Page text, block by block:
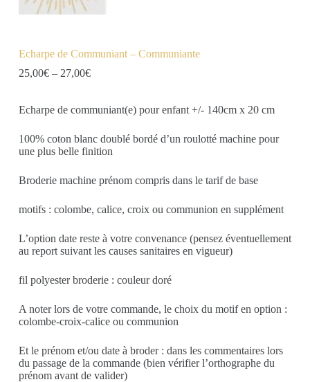
Echarpe de Communiant – Communiante
25,00€– 27,00€
Echarpe de communiant(e) pour enfant +/- 140cm x 20 cm
100% coton blanc doublé bordé d’un roulotté machine pour
une plus belle finition
Broderie machine prénom compris dans le tarif de base
motifs : colombe, calice, croix ou communion en supplément
L’option date reste à votre convenance (pensez éventuellement
au report suivant les causes sanitaires en vigueur)
fil polyester broderie : couleur doré
A noter lors de votre commande, le choix du motif en option :
colombe-croix-calice ou communion
Et le prénom et/ou date à broder : dans les commentaires lors
du passage de la commande (bien vérifier l’orthographe du
prénom avant de valider)